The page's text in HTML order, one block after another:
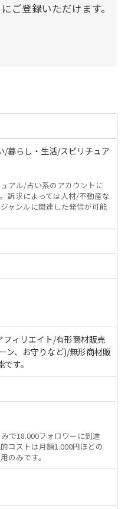
ご登録いただけます。
/暮らし・生活/スピリチュア
アル/占い系のアカウントに
訴求によっては人材/不動産な
ャンルに関連した発信が可能
フィリエイト/有形商材販売
ン、お守りなど)/無形商材販
す。
で18.000フォロワーに到達
コストは月額1.000円ほどの
のみです。